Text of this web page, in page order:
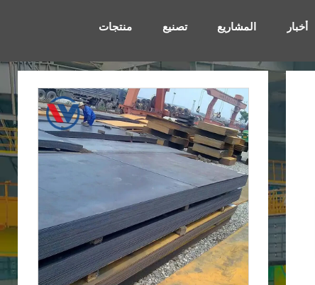
منتجات تصنيع المشاريع أخبار